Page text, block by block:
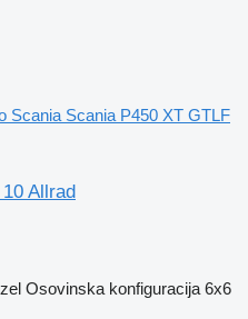
Scania Scania P450 XT GTLF
Allrad
Osovinska konfiguracija 6x6